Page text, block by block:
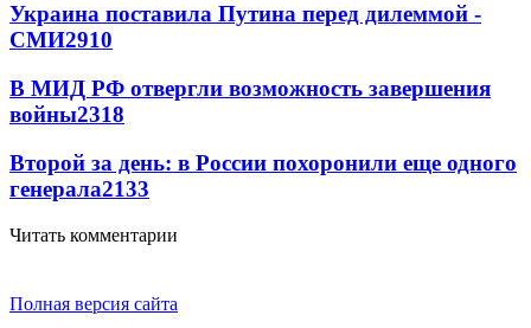
Украина поставила Путина перед дилеммой -
СМИ2910
В МИД РФ отвергли возможность завершения
войны2318
Второй за день: в России похоронили еще одного
генерала2133
Читать комментарии
Полная версия сайта